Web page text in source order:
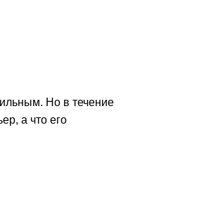
Но в течение
а что его